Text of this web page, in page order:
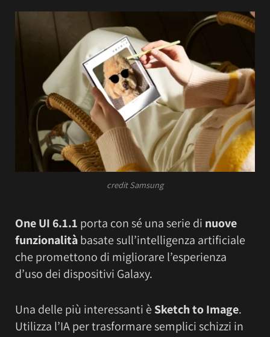
credit Samsung
One UI 6.1.1 porta con sé una serie di nuove
funzionalitàbasate sull’intelligenza artificiale
che promettono di migliorare l’esperienza
d’uso dei dispositivi Galaxy.
Una delle più interessanti è Sketch to Image.
Utilizza l’IA per trasformare semplici schizzi in